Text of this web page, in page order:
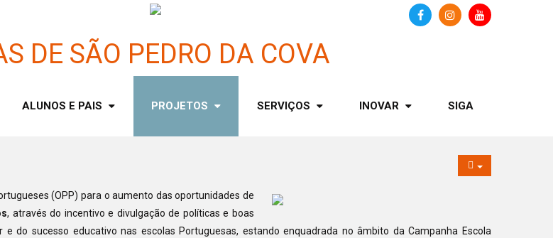
ALUNOS E PAIS PROJETOS SERVIÇOS INOVAR SIGA
(OPP) para o aumento das oportunidades de
, através do incentivo e divulgação de políticas e boas
do sucesso educativo nas escolas Portuguesas, estando enquadrada no âmbito da Campanha Escola